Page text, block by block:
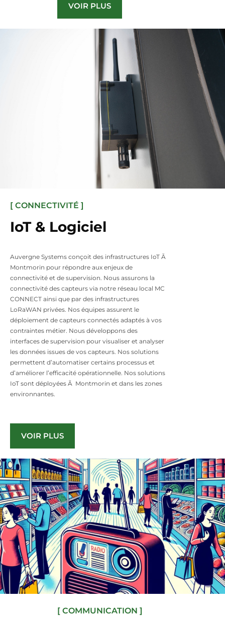
VOIR PLUS
[ CONNECTIVITÉ ]
IoT & Logiciel
Auvergne Systems conçoit des infrastructures IoT Ã
Montmorin pour répondre aux enjeux de
connectivité et de supervision. Nous assurons la
connectivité des capteurs via notre réseau local MC
CONNECT ainsi que par des infrastructures
LoRaWAN privées. Nos équipes assurent le
déploiement de capteurs connectés adaptés à vos
contraintes métier. Nous développons des
interfaces de supervision pour visualiser et analyser
les données issues de vos capteurs. Nos solutions
permettent d’automatiser certains processus et
d’améliorer l’efficacité opérationnelle. Nos solutions
IoT sont déployées Ã Montmorin et dans les zones
environnantes.
VOIR PLUS
[ COMMUNICATION ]